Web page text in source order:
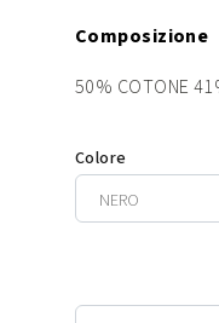
Composizione
50% COTONE
Colore